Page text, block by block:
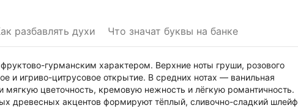
разбавлять духи Что значат буквы на банке
гурманским характером. Верхние ноты груши, розового
и игриво-цитрусовое открытие. В средних нотах — ванильная
цветочность, кремовую нежность и лёгкую романтичность.
древесных акцентов формируют тёплый, сливочно-сладкий шлейф